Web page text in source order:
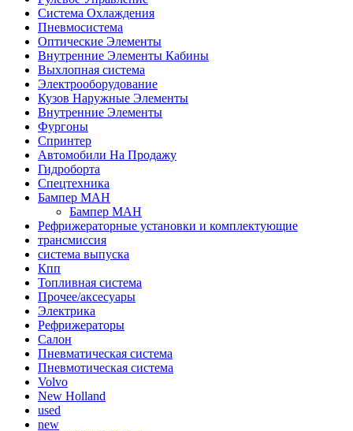
Система Охлаждения
Пневмосистема
Оптические Элементы
Внутренние Элементы Кабины
Выхлопная система
Электрооборудование
Кузов Наружные Элементы
Внутренние Элементы
Фургоны
Спринтер
Автомобили На Продажу
Гидроборта
Спецтехника
Бампер МАН
Бампер МАН
Рефрижераторные установки и комплектующие
трансмиссия
система выпуска
Кпп
Топливная система
Прочее/аксесуары
Электрика
Рефрижераторы
Салон
Пневматическая система
Пневмотическая система
Volvo
New Holland
used
new